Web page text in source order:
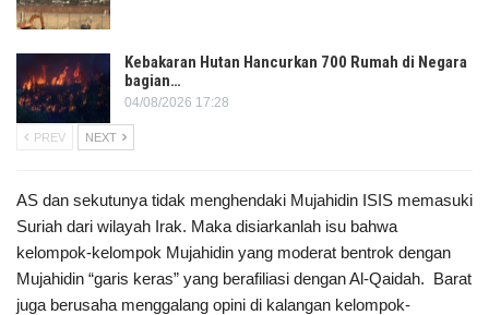
Kebakaran Hutan Hancurkan 700 Rumah di Negara
bagian…
04/08/2026 17:28
PREV NEXT
AS dan sekutunya tidak menghendaki Mujahidin ISIS memasuki
Suriah dari wilayah Irak. Maka disiarkanlah isu bahwa
kelompok-kelompok Mujahidin yang moderat bentrok dengan
Mujahidin “garis keras” yang berafiliasi dengan Al-Qaidah. Barat
juga berusaha menggalang opini di kalangan kelompok-